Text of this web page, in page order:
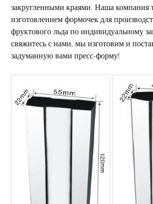
закругленными краями. Наша компания
изготовлением формочек для
фруктового льда по индивидуальному
свяжитесь с нами, мы изготовим и
задуманную вами пресс-форму!